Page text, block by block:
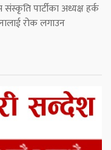
पार्टीका अध्यक्ष हर्क
रोक लगाउन